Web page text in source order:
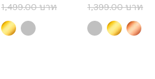
CZ เม็ดสวย รุ่น
MNC-BN028 - จี้
สร้อยคอ จี้ห้อยคอ
1,499.00 บาท
349.00 บาท
Select options
BN041 - จี้ห้อยคอ
จี้สร้อยคอ จี้สร้อย
คอแฟชั่น
1,399.00 บาท
245.00 บาท
Select options